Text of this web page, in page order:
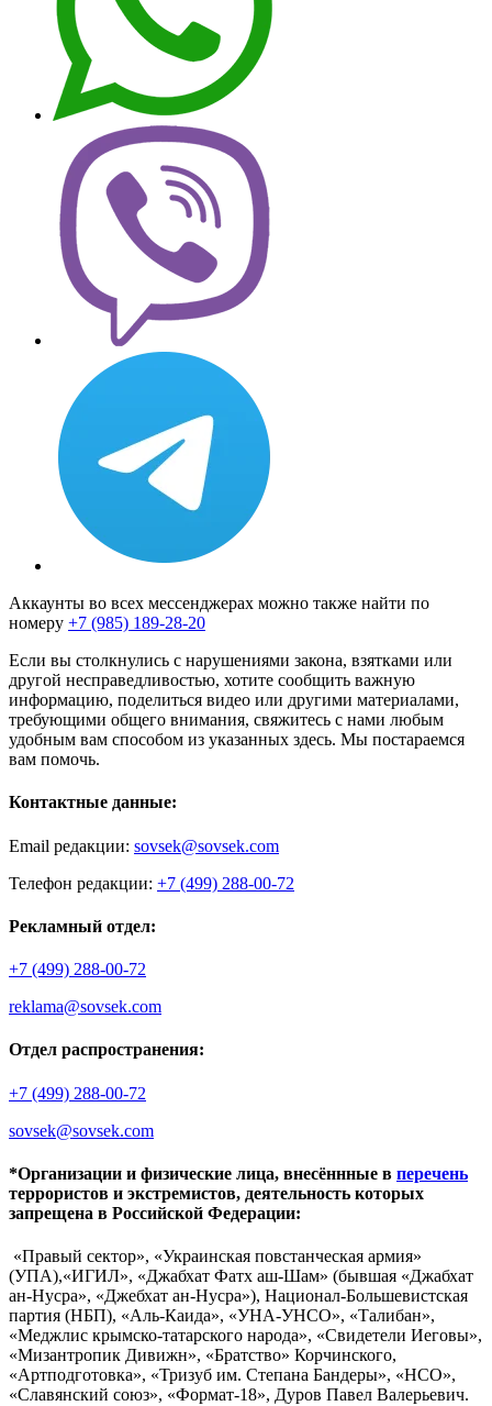
Аккаунты во всех мессенджерах можно также найти по
номеру +7 (985) 189-28-20
Если вы столкнулись с нарушениями закона, взятками или
другой несправедливостью, хотите сообщить важную
информацию, поделиться видео или другими материалами,
требующими общего внимания, свяжитесь с нами любым
удобным вам способом из указанных здесь. Мы постараемся
вам помочь.
Контактные данные:
Email редакции: sovsek@sovsek.com
Телефон редакции: +7 (499) 288-00-72
Рекламный отдел:
+7 (499) 288-00-72
reklama@sovsek.com
Отдел распространения:
+7 (499) 288-00-72
sovsek@sovsek.com
*Организации и физические лица, внесённные в перечень
террористов и экстремистов, деятельность которых
запрещена в Российской Федерации:
«Правый сектор», «Украинская повстанческая армия»
(УПА),«ИГИЛ», «Джабхат Фатх аш-Шам» (бывшая «Джабхат
ан-Нусра», «Джебхат ан-Нусра»), Национал-Большевистская
партия (НБП), «Аль-Каида», «УНА-УНСО», «Талибан»,
«Меджлис крымско-татарского народа», «Свидетели Иеговы»,
«Мизантропик Дивижн», «Братство» Корчинского,
«Артподготовка», «Тризуб им. Степана Бандеры», «НСО»,
«Славянский союз», «Формат-18», Дуров Павел Валерьевич.